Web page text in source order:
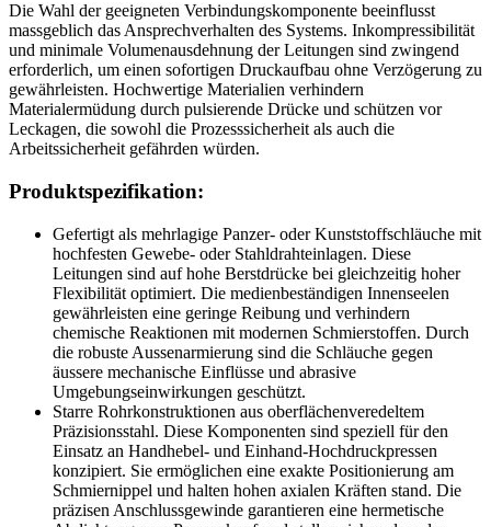
Die Wahl der geeigneten Verbindungskomponente beeinflusst
massgeblich das Ansprechverhalten des Systems. Inkompressibilität
und minimale Volumenausdehnung der Leitungen sind zwingend
erforderlich, um einen sofortigen Druckaufbau ohne Verzögerung zu
gewährleisten. Hochwertige Materialien verhindern
Materialermüdung durch pulsierende Drücke und schützen vor
Leckagen, die sowohl die Prozesssicherheit als auch die
Arbeitssicherheit gefährden würden.
Produktspezifikation:
Gefertigt als mehrlagige Panzer- oder Kunststoffschläuche mit
hochfesten Gewebe- oder Stahldrahteinlagen. Diese
Leitungen sind auf hohe Berstdrücke bei gleichzeitig hoher
Flexibilität optimiert. Die medienbeständigen Innenseelen
gewährleisten eine geringe Reibung und verhindern
chemische Reaktionen mit modernen Schmierstoffen. Durch
die robuste Aussenarmierung sind die Schläuche gegen
äussere mechanische Einflüsse und abrasive
Umgebungseinwirkungen geschützt.
Starre Rohrkonstruktionen aus oberflächenveredeltem
Präzisionsstahl. Diese Komponenten sind speziell für den
Einsatz an Handhebel- und Einhand-Hochdruckpressen
konzipiert. Sie ermöglichen eine exakte Positionierung am
Schmiernippel und halten hohen axialen Kräften stand. Die
präzisen Anschlussgewinde garantieren eine hermetische